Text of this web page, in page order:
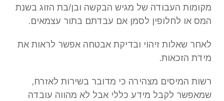
מקומות העבודה של מגיש הבקשה ובן/בת הזוג בשנת
המס או לחלופין לסמן אם עבדתם בתור עצמאים.
לאחר שאלות זיהוי ובדיקת אבטחה אפשר לראות את
מידת הזכאות.
רשות המיסים מצהירה כי מדובר בשירות לאזרח,
שמאפשר לקבל מידע כללי אבל לא מהווה עובדה